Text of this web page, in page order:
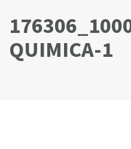
QUIMICA-1